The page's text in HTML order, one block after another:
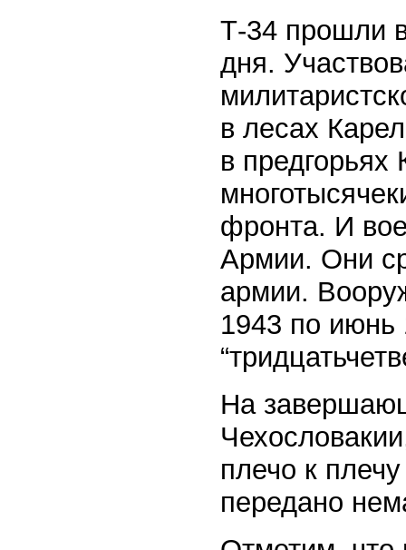
Т-34 прошли
дня.
в лесах
в предгорьях
фронта. И
Армии. Они
армии.
1943 по июнь
На
плечо к
передано